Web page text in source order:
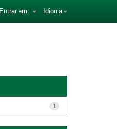
Idioma
Entrar em:
1